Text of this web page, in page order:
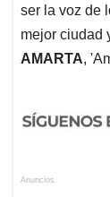
ser la voz de
mejor ciudad
AMARTA,
Anuncios.